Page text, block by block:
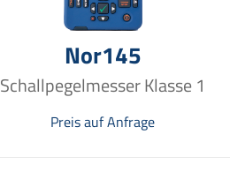
Nor145
Schallpegelmesser Klasse 1
Preis auf Anfrage